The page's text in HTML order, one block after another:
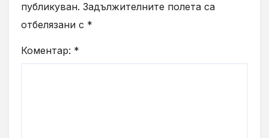
публикуван. Задължителните полета са
отбелязани с *
Коментар: *